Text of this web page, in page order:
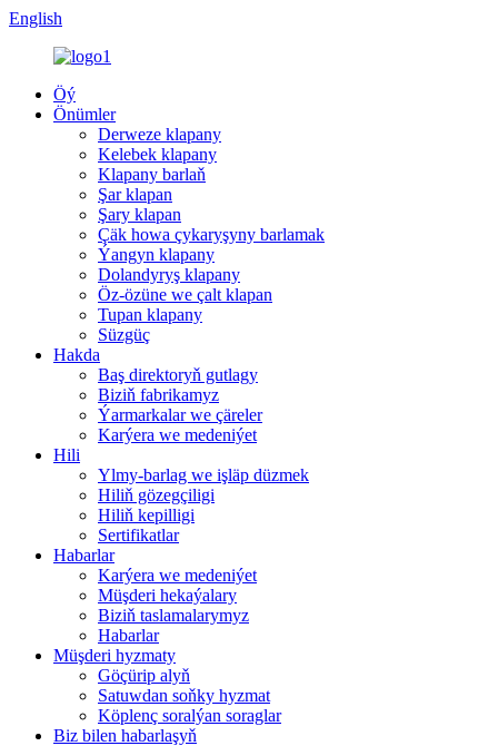
English
Öý
Önümler
Derweze klapany
Kelebek klapany
Klapany barlaň
Şar klapan
Şary klapan
Çäk howa çykaryşyny barlamak
Ýangyn klapany
Dolandyryş klapany
Öz-özüne we çalt klapan
Tupan klapany
Süzgüç
Hakda
Baş direktoryň gutlagy
Biziň fabrikamyz
Ýarmarkalar we çäreler
Karýera we medeniýet
Hili
Ylmy-barlag we işläp düzmek
Hiliň gözegçiligi
Hiliň kepilligi
Sertifikatlar
Habarlar
Karýera we medeniýet
Müşderi hekaýalary
Biziň taslamalarymyz
Habarlar
Müşderi hyzmaty
Göçürip alyň
Satuwdan soňky hyzmat
Köplenç soralýan soraglar
Biz bilen habarlaşyň